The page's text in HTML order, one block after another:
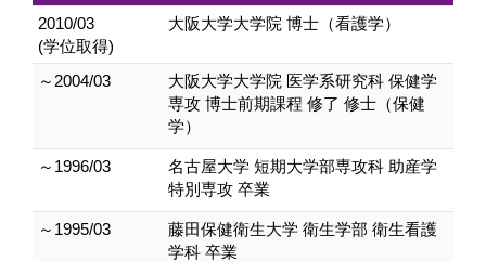
2010/03
(学位取得)
大阪大学大学院 博士（看護学）
～2004/03
大阪大学大学院 医学系研究科 保健学
専攻 博士前期課程 修了 修士（保健
学）
～1996/03
名古屋大学 短期大学部専攻科 助産学
特別専攻 卒業
～1995/03
藤田保健衛生大学 衛生学部 衛生看護
学科 卒業